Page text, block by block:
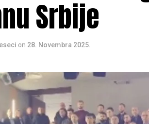
Srbije
on 28. Novembra 2025.